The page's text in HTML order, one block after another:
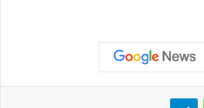
واتساب تيلقرام